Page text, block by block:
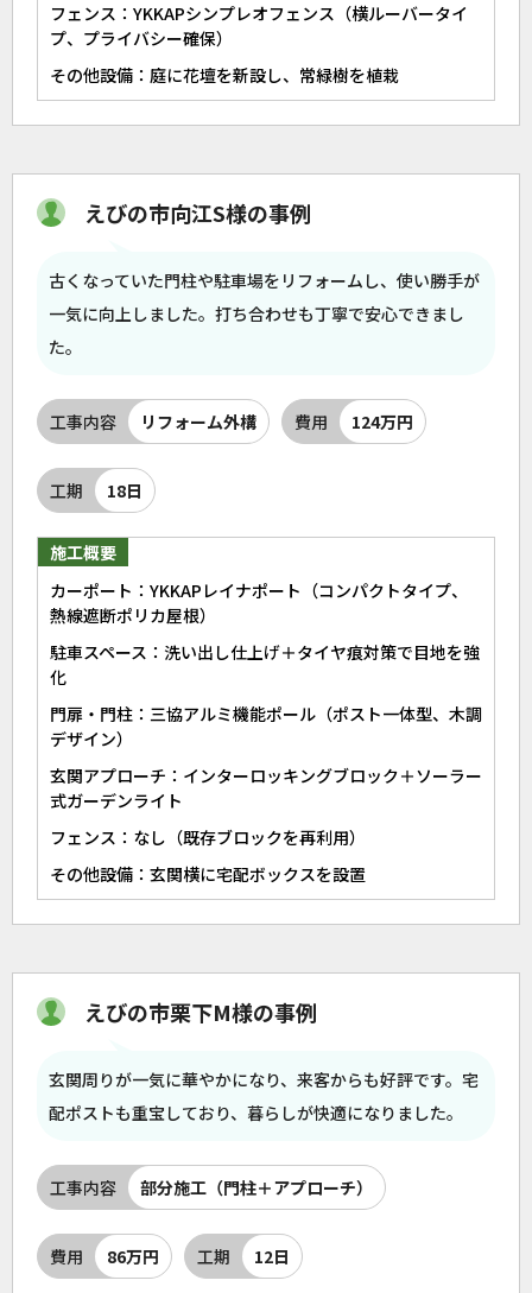
フェンス：YKKAPシンプレオフェンス（横ルーバータイ
プ、プライバシー確保）
その他設備：庭に花壇を新設し、常緑樹を植栽
えびの市向江S様の事例
古くなっていた門柱や駐車場をリフォームし、使い勝手が
一気に向上しました。打ち合わせも丁寧で安心できまし
た。
工事内容 リフォーム外構 費用 124万円
工期 18日
施工概要
カーポート：YKKAPレイナポート（コンパクトタイプ、
熱線遮断ポリカ屋根）
駐車スペース：洗い出し仕上げ＋タイヤ痕対策で目地を強
化
門扉・門柱：三協アルミ機能ポール（ポスト一体型、木調
デザイン）
玄関アプローチ：インターロッキングブロック＋ソーラー
式ガーデンライト
フェンス：なし（既存ブロックを再利用）
その他設備：玄関横に宅配ボックスを設置
えびの市栗下M様の事例
玄関周りが一気に華やかになり、来客からも好評です。宅
配ポストも重宝しており、暮らしが快適になりました。
工事内容 部分施工（門柱＋アプローチ）
費用 86万円 工期 12日